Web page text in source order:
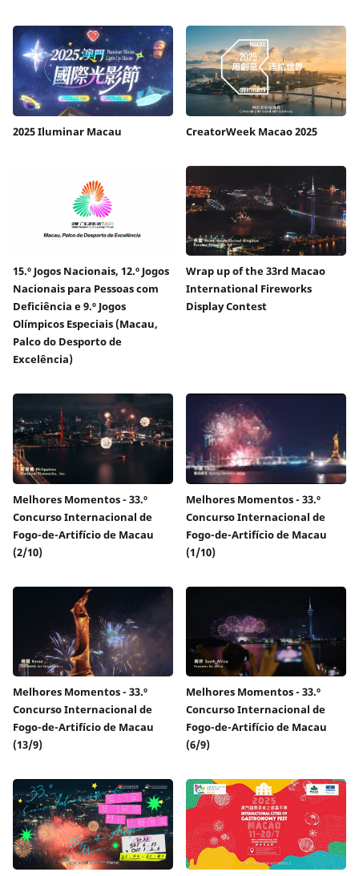
2025 Iluminar Macau CreatorWeek Macao 2025
15.º Jogos Nacionais, 12.º Jogos
Nacionais para Pessoas com
Deficiência e 9.º Jogos
Olímpicos Especiais (Macau,
Palco do Desporto de
Excelência)
Wrap up of the 33rd Macao
International Fireworks
Display Contest
Melhores Momentos - 33.º
Concurso Internacional de
Fogo-de-Artifício de Macau
(2/10)
Melhores Momentos - 33.º
Concurso Internacional de
Fogo-de-Artifício de Macau
(1/10)
Melhores Momentos - 33.º
Concurso Internacional de
Fogo-de-Artifício de Macau
(13/9)
Melhores Momentos - 33.º
Concurso Internacional de
Fogo-de-Artifício de Macau
(6/9)